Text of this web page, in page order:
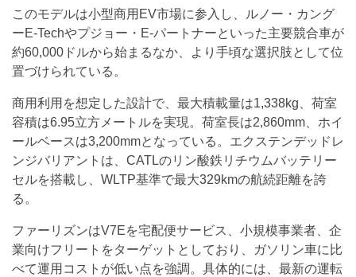
このモデルは小型商用EV市場に参入し、ルノー・カング
ーE-Techやプジョー・E-パートナーといった主要競合車が
約60,000ドルから始まるなか、より手頃な選択肢として位
置づけられている。
商用利用を想定した設計で、最大積載量は1,338kg、荷室
容積は6.95立方メートルを実現。荷室長は2,860mm、ホイ
ールベースは3,200mmとなっている。エクステンデッドレ
ンジバリアントは、CATLのリン酸鉄リチウムバッテリー
セルを搭載し、WLTP基準で最大329kmの航続距離を誇
る。
ファーリズンはV7Eを宅配便サービス、小規模事業者、企
業向けフリートをターゲットとしており、ガソリン車に比
べて運用コストが低い点を強調。具体的には、最新の運転